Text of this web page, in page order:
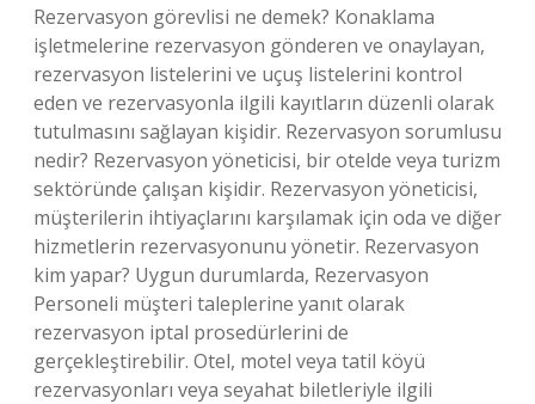
Rezervasyon görevlisi ne demek? Konaklama
işletmelerine rezervasyon gönderen ve onaylayan,
rezervasyon listelerini ve uçuş listelerini kontrol
eden ve rezervasyonla ilgili kayıtların düzenli olarak
tutulmasını sağlayan kişidir. Rezervasyon sorumlusu
nedir? Rezervasyon yöneticisi, bir otelde veya turizm
sektöründe çalışan kişidir. Rezervasyon yöneticisi,
müşterilerin ihtiyaçlarını karşılamak için oda ve diğer
hizmetlerin rezervasyonunu yönetir. Rezervasyon
kim yapar? Uygun durumlarda, Rezervasyon
Personeli müşteri taleplerine yanıt olarak
rezervasyon iptal prosedürlerini de
gerçekleştirebilir. Otel, motel veya tatil köyü
rezervasyonları veya seyahat biletleriyle ilgili